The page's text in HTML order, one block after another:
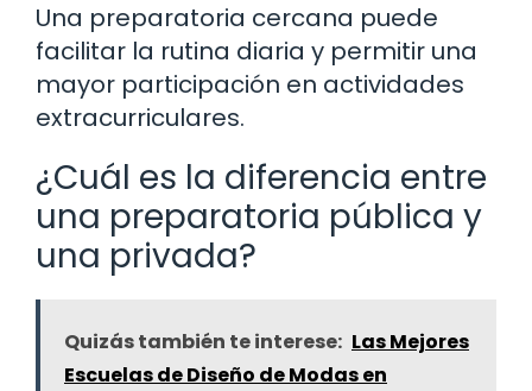
Una preparatoria cercana puede
facilitar la rutina diaria y permitir una
mayor participación en actividades
extracurriculares.
¿Cuál es la diferencia entre
una preparatoria pública y
una privada?
Quizás también te interese: Las Mejores
Escuelas de Diseño de Modas en